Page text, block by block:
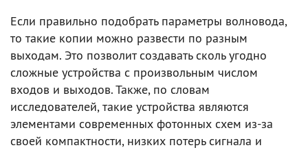
Если правильно подобрать параметры волновода,
то такие копии можно развести по разным
выходам. Это позволит создавать сколь угодно
сложные устройства с произвольным числом
входов и выходов. Также, по словам
исследователей, такие устройства являются
элементами современных фотонных схем из-за
своей компактности, низких потерь сигнала и